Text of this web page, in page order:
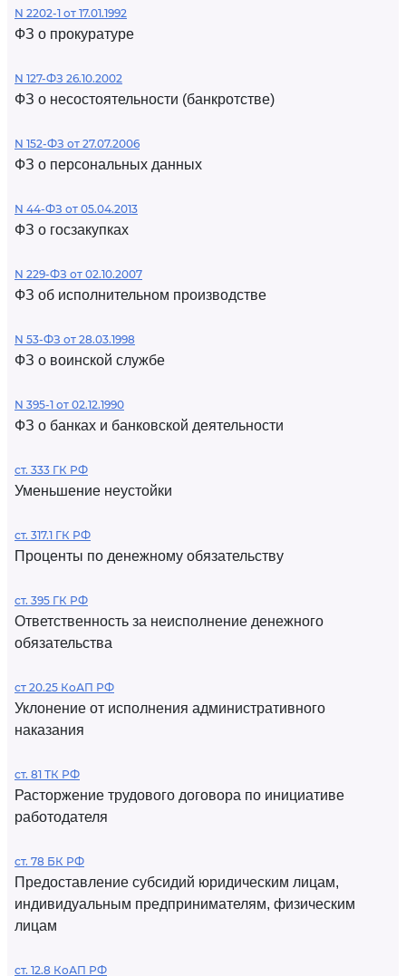
N 2202-1 от 17.01.1992
ФЗ о прокуратуре
N 127-ФЗ 26.10.2002
ФЗ о несостоятельности (банкротстве)
N 152-ФЗ от 27.07.2006
ФЗ о персональных данных
N 44-ФЗ от 05.04.2013
ФЗ о госзакупках
N 229-ФЗ от 02.10.2007
ФЗ об исполнительном производстве
N 53-ФЗ от 28.03.1998
ФЗ о воинской службе
N 395-1 от 02.12.1990
ФЗ о банках и банковской деятельности
ст. 333 ГК РФ
Уменьшение неустойки
ст. 317.1 ГК РФ
Проценты по денежному обязательству
ст. 395 ГК РФ
Ответственность за неисполнение денежного
обязательства
ст 20.25 КоАП РФ
Уклонение от исполнения административного
наказания
ст. 81 ТК РФ
Расторжение трудового договора по инициативе
работодателя
ст. 78 БК РФ
Предоставление субсидий юридическим лицам,
индивидуальным предпринимателям, физическим
лицам
ст. 12.8 КоАП РФ